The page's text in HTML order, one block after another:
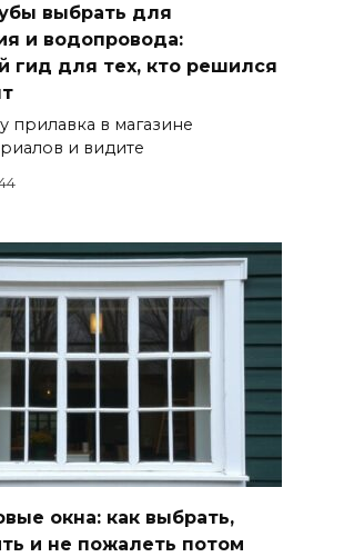
выбрать для
и водопровода:
гид для тех, кто решился
прилавка в магазине
и видите
окна: как выбрать,
и не пожалеть потом